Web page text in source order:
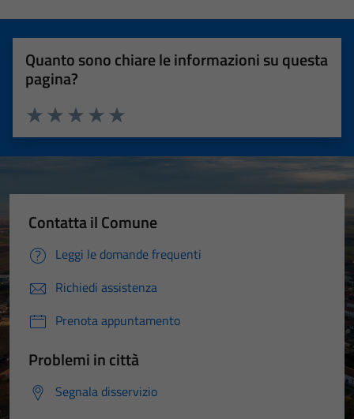
Quanto sono chiare le informazioni su questa
pagina?
Valuta 5 stelle su 5
Valuta 4 stelle su 5
Valuta 3 stelle su 5
Valuta 2 stelle su 5
Valuta 1 stelle su 5
Contatta il Comune
Leggi le domande frequenti
Richiedi assistenza
Prenota appuntamento
Problemi in città
Segnala disservizio